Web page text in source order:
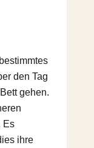
den Tag
gehen.
Es
ihre